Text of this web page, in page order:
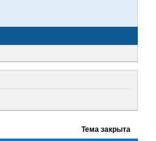
Тема закрыта